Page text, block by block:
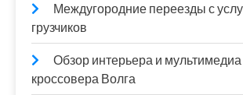
Междугородние переезды с
грузчиков
Обзор интерьера и
кроссовера Волга